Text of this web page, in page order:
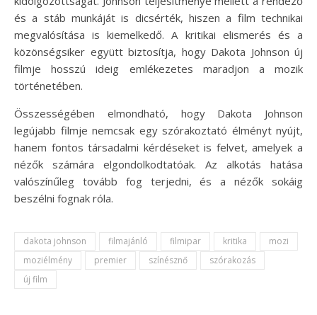
és a stáb munkáját is dicsérték, hiszen a film technikai
megvalósítása is kiemelkedő. A kritikai elismerés és a
közönségsiker együtt biztosítja, hogy Dakota Johnson új
filmje hosszú ideig emlékezetes maradjon a mozik
történetében.
Összességében elmondható, hogy Dakota Johnson
legújabb filmje nemcsak egy szórakoztató élményt nyújt,
hanem fontos társadalmi kérdéseket is felvet, amelyek a
nézők számára elgondolkodtatóak. Az alkotás hatása
valószínűleg tovább fog terjedni, és a nézők sokáig
beszélni fognak róla.
dakota johnson filmajánló filmipar kritika
mozi
moziélmény
premier színésznő
szórakozás
új film